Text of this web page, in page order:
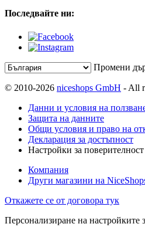
Последвайте ни:
Промени
© 2010-2026 niceshops GmbH - All
Данни и условия на
Защита на данните
Общи условия и право на
Декларация за достъпност
Настройки за поверителност
Компания
Други магазини на
Откажете се от договора тук
Персонализиране на настройките